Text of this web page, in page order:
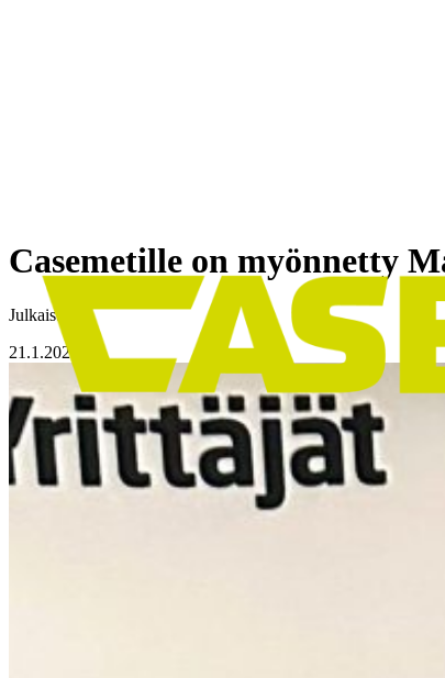
sisältöön
Casemetille on myönnetty
Julkaistu
21.1.2025